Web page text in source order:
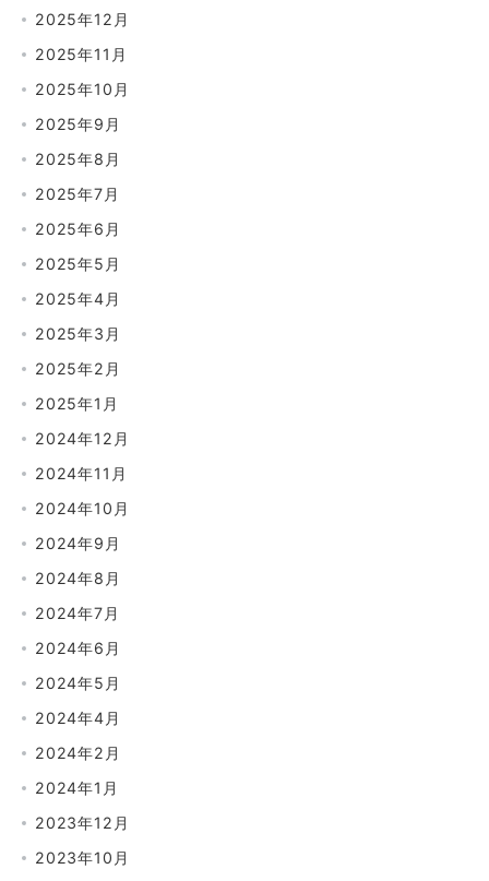
2025年12月
2025年11月
2025年10月
2025年9月
2025年8月
2025年7月
2025年6月
2025年5月
2025年4月
2025年3月
2025年2月
2025年1月
2024年12月
2024年11月
2024年10月
2024年9月
2024年8月
2024年7月
2024年6月
2024年5月
2024年4月
2024年2月
2024年1月
2023年12月
2023年10月